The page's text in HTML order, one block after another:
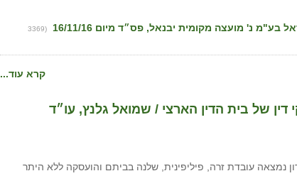
(3369
קרא עוד...
של בית הדין הארצי / שמואל גלנץ, עו״ד
נמצאה עובדת זרה, פיליפינית, שלנה בביתם והועסקה ללא היתר